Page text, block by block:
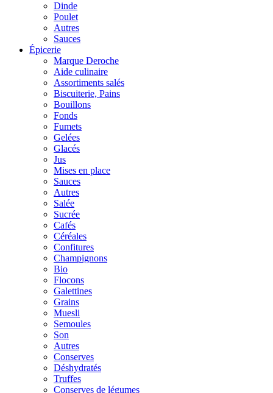
Dinde
Poulet
Autres
Sauces
Épicerie
Marque Deroche
Aide culinaire
Assortiments salés
Biscuiterie, Pains
Bouillons
Fonds
Fumets
Gelées
Glacés
Jus
Mises en place
Sauces
Autres
Salée
Sucrée
Cafés
Céréales
Confitures
Champignons
Bio
Flocons
Galettines
Grains
Muesli
Semoules
Son
Autres
Conserves
Déshydratés
Truffes
Conserves de légumes